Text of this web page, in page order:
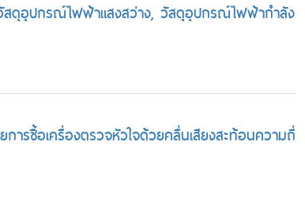
สดุอุปกรณ์ไฟฟ้าแสงสว่าง, วัสดุอุปกรณ์ไฟฟ้ากำลัง
ารซื้อเครื่องตรวจหัวใจด้วยคลื่นเสียงสะท้อนความถี่